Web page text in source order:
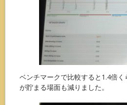
ベンチマークで比較すると1.4倍
が貯まる場面も減りました。